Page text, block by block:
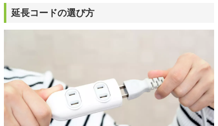
延長コードの選び方